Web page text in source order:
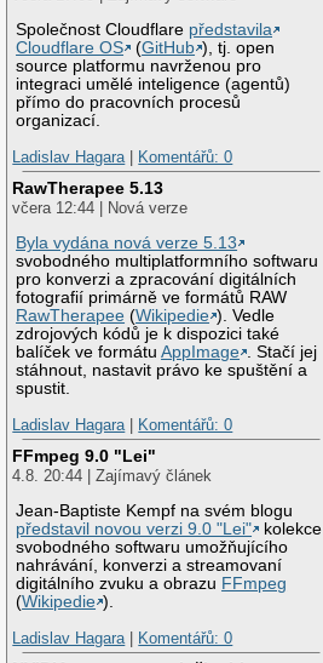
Společnost Cloudflare představila
Cloudflare OS
(GitHub ), tj. open
source platformu navrženou pro
integraci umělé inteligence (agentů)
přímo do pracovních procesů
organizací.
Ladislav Hagara
Komentářů: 0
RawTherapee 5.13
včera 12:44 | Nová verze
Byla vydána nová verze 5.13
svobodného multiplatformního softwaru
pro konverzi a zpracování digitálních
fotografií primárně ve formátů RAW
RawTherapee (Wikipedie ). Vedle
zdrojových kódů je k dispozici také
balíček ve formátuAppImage . Stačí jej
stáhnout, nastavit právo ke spuštění a
spustit.
Ladislav Hagara
Komentářů: 0
FFmpeg 9.0 "Lei"
4.8. 20:44 | Zajímavý článek
Jean-Baptiste Kempf na svém blogu
představil novou verzi 9.0 "Lei"
kolekce
svobodného softwaru umožňujícího
nahrávání, konverzi a streamovaní
digitálního zvuku a obrazu FFmpeg
(Wikipedie ).
Ladislav Hagara
Komentářů: 0